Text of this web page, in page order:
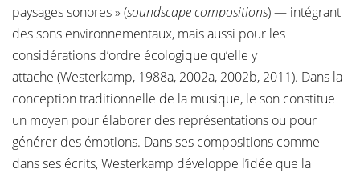
paysages sonores » (soundscape compositions) — intégrant
des sons environnementaux, mais aussi pour les
considérations d’ordre écologique qu’elle y
attache (Westerkamp, 1988a, 2002a, 2002b, 2011). Dans la
conception traditionnelle de la musique, le son constitue
un moyen pour élaborer des représentations ou pour
générer des émotions. Dans ses compositions comme
dans ses écrits, Westerkamp développe l’idée que la